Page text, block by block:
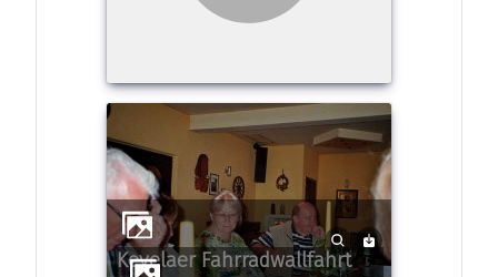
Kevelaer Fahrradwallfahrt